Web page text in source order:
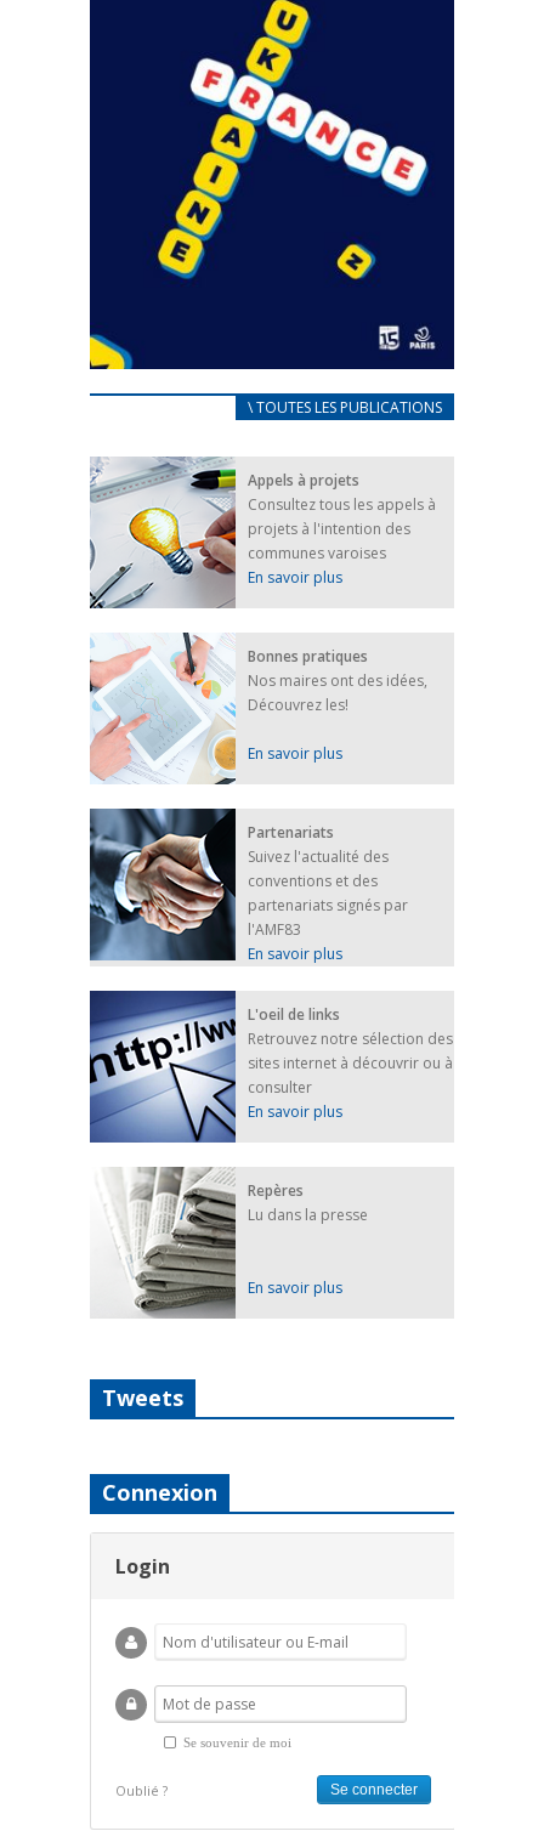
CARNET D’ACCUEIL
25 avril 2022
Afin d’accompagner au mieux les réfugiés
ukrainiens arrivés en France,...
FEUILLETER
\ TOUTES LES PUBLICATIONS
Appels à projets
Consultez tous les appels à
projets à l'intention des
communes varoises
En savoir plus
Bonnes pratiques
Nos maires ont des idées,
Découvrez les!
En savoir plus
Partenariats
Suivez l'actualité des
conventions et des
partenariats signés par
l'AMF83
En savoir plus
L'oeil de links
Retrouvez notre sélection des
sites internet à découvrir ou à
consulter
En savoir plus
Repères
Lu dans la presse
En savoir plus
Tweets
Connexion
Login
Se souvenir de moi
Oublié ?